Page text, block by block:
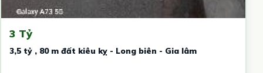
3 Tỷ
3,5 tỷ , 80 m đất kiêu kỵ - Long biên - Gia lâm